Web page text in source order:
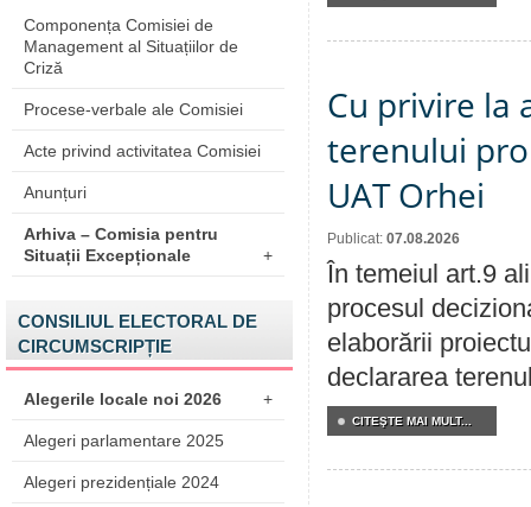
Componența Comisiei de
Management al Situațiilor de
Criză
Procese-verbale ale Comisiei
Acte privind activitatea Comisiei
Anunțuri
Arhiva – Comisia pentru
Situații Excepționale
+
CONSILIUL ELECTORAL DE
CIRCUMSCRIPȚIE
Alegerile locale noi 2026 +
Alegeri parlamentare 2025
Alegeri prezidențiale 2024
Cu privire la
terenului
UAT Orhei
Publicat: 07.08.2026
În temeiul art.9
procesul
elaborării
declararea
CITEŞTE MAI MULT...